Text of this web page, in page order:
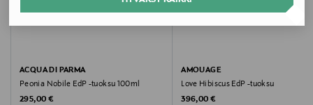
Valmistajan tuotenumero
AMO41100
ACQUA DI PARMA
Peonia Nobile EdP -tuoksu 100ml
Original Price
295,00 €
AMOUAGE
Love Hibiscus EdP -tuoksu
Original Price
396,00 €